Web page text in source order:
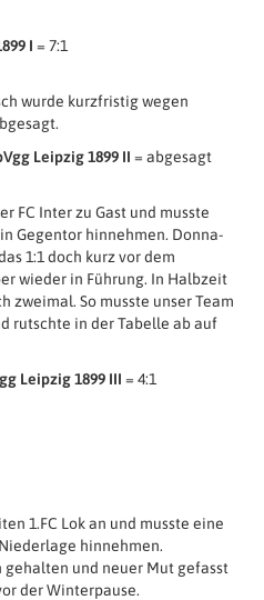
I = 7:1
wurde kurzfristig wegen
Leipzig 1899 II = abgesagt
FC Inter zu Gast und musste
Gegentor hinnehmen. Donna-
1:1 doch kurz vor dem
wieder in Führung. In Halbzeit
zweimal. So musste unser Team
rutschte in der Tabelle ab auf
Leipzig 1899 III = 4:1
1.FC Lok an und musste eine
hinnehmen.
und neuer Mut gefasst
der Winterpause.